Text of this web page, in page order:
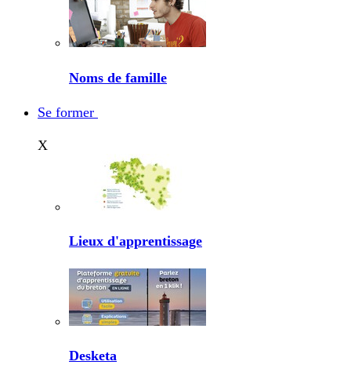
Noms de famille
Se former
X
Lieux d'apprentissage
Desketa